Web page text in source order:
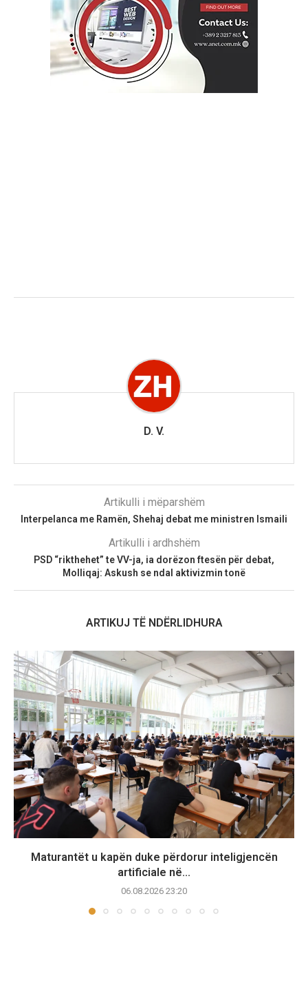
D. V.
Artikulli i mëparshëm
Interpelanca me Ramën, Shehaj debat me ministren Ismaili
Artikulli i ardhshëm
PSD “rikthehet” te VV-ja, ia dorëzon ftesën për debat,
Molliqaj: Askush se ndal aktivizmin tonë
ARTIKUJ TË NDËRLIDHURA
Maturantët u kapën duke përdorur inteligjencën
artificiale në...
06.08.2026 23:20